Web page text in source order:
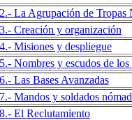
2.- La Agrupación de Tropas
3.- Creación y organización
4.- Misiones y despliegue
5.- Nombres y escudos de
6.- Las Bases Avanzadas
7.- Mandos y soldados
8.- El Reclutamiento